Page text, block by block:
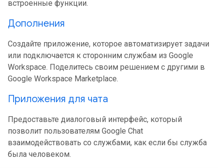
встроенные функции.
Дополнения
Создайте приложение, которое автоматизирует задачи
или подключается к сторонним службам из Google
Workspace. Поделитесь своим решением с другими в
Google Workspace Marketplace.
Приложения для чата
Предоставьте диалоговый интерфейс, который
позволит пользователям Google Chat
взаимодействовать со службами, как если бы служба
была человеком.